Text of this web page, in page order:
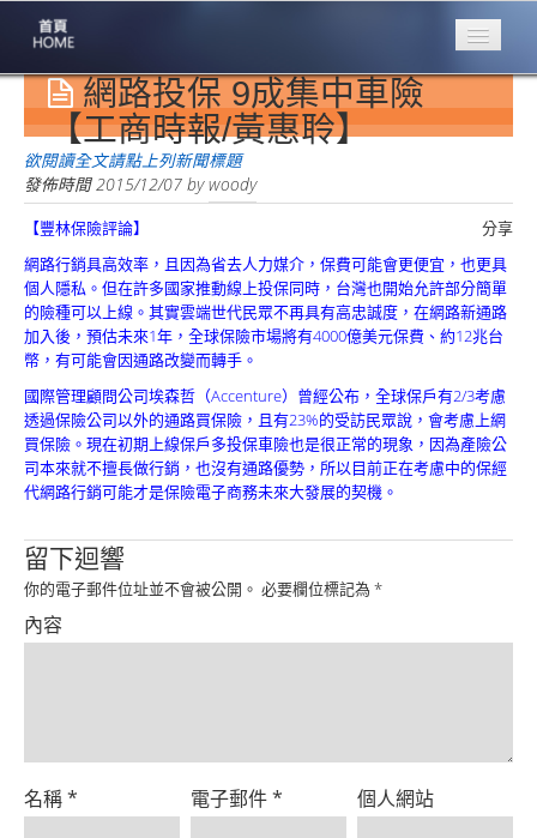
專業豐林
Professional
保險大家談
1386集
台灣商業保險
第一品牌
關於豐林
About
服務項目
Service
火災保額
估算系統
Product
網路投保 9成集中車險
【工商時報/黃惠聆】
欲閱讀全文請點上列新聞標題
發佈時間2015/12/07 bywoody
分享
【豐林保險評論】
網路行銷具高效率，且因為省去人力媒介，保費可能會更便宜，也更具
個人隱私。但在許多國家推動線上投保同時，台灣也開始允許部分簡單
的險種可以上線。其實雲端世代民眾不再具有高忠誠度，在網路新通路
加入後，預估未來1年，全球保險市場將有4000億美元保費、約12兆台
幣，有可能會因通路改變而轉手。
國際管理顧問公司埃森哲（Accenture）曾經公布，全球保戶有2/3考慮
透過保險公司以外的通路買保險，且有23%的受訪民眾說，會考慮上網
買保險。現在初期上線保戶多投保車險也是很正常的現象，因為產險公
司本來就不擅長做行銷，也沒有通路優勢，所以目前正在考慮中的保經
代網路行銷可能才是保險電子商務未來大發展的契機。
留下迴響
你的電子郵件位址並不會被公開。 必要欄位標記為 *
內容
名稱* 電子郵件* 個人網站